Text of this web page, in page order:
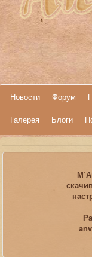
Новости Форум
Галерея
Блоги
Обзоры, рецензии,